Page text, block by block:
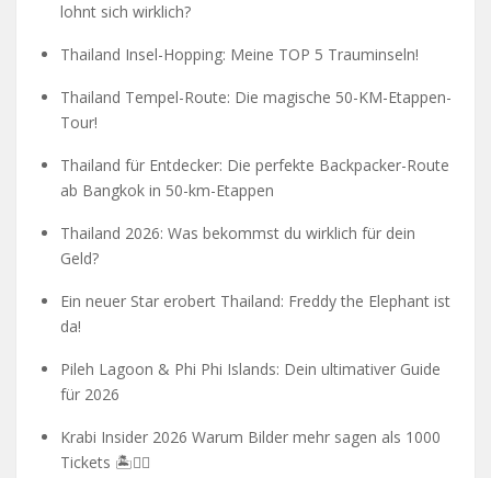
lohnt sich wirklich?
Thailand Insel-Hopping: Meine TOP 5 Trauminseln!
Thailand Tempel-Route: Die magische 50-KM-Etappen-
Tour!
Thailand für Entdecker: Die perfekte Backpacker-Route
ab Bangkok in 50-km-Etappen
Thailand 2026: Was bekommst du wirklich für dein
Geld?
Ein neuer Star erobert Thailand: Freddy the Elephant ist
da!
Pileh Lagoon & Phi Phi Islands: Dein ultimativer Guide
für 2026
Krabi Insider 2026 Warum Bilder mehr sagen als 1000
Tickets 🏝️🧗‍♂️